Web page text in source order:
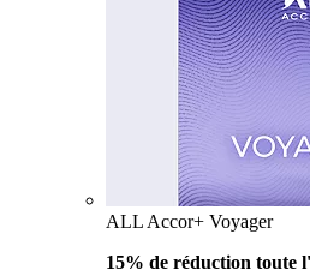
ALL Accor+ Voyager
15% de réduction toute